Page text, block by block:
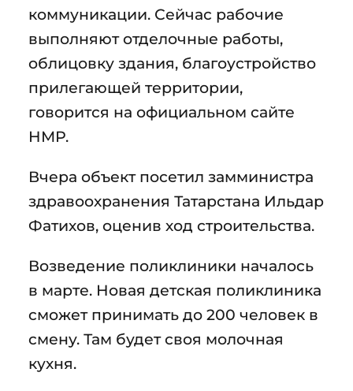
коммуникации. Сейчас рабочие
выполняют отделочные работы,
облицовку здания, благоустройство
прилегающей территории,
говорится на официальном сайте
НМР.
Вчера объект посетил замминистра
здравоохранения Татарстана Ильдар
Фатихов, оценив ход строительства.
Возведение поликлиники началось
в марте. Новая детская поликлиника
сможет принимать до 200 человек в
смену. Там будет своя молочная
кухня.